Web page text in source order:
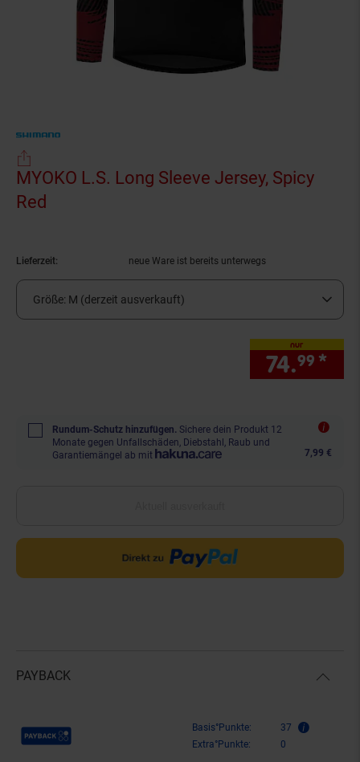
MYOKO L.S. Long Sleeve Jersey, Spicy
Red
Lieferzeit: neue Ware ist bereits unterwegs
Größe: M (derzeit ausverkauft)
nur
74.99 *
Rundum-Schutz hinzufügen. Sichere dein Produkt 12
Monate gegen Unfallschäden, Diebstahl, Raub und
Garantiemängel ab mit
7,99 €
PAYBACK
Payback Punkte Basis°Punkte:
37
Extra°Punkte:
0